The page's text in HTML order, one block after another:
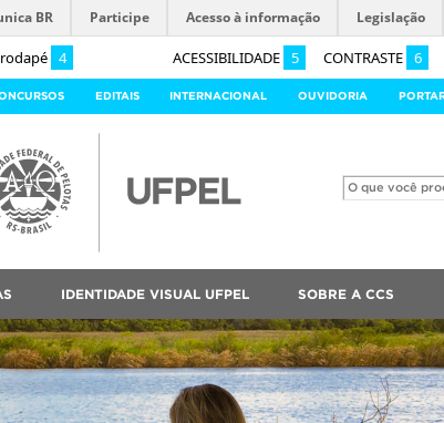
4 ACESSIBILIDADE 5 CONTRASTE 6
BR Participe Acesso à informação Legislação
EDITAIS INTERNACIONAL OUVIDORIA
IDENTIDADE VISUAL UFPEL SOBRE A CCS